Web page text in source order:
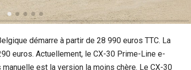
démarre à partir de 28 990 euros TTC. La
euros. Actuellement, le CX-30 Prime-Line e-
est la version la moins chère. Le CX-30